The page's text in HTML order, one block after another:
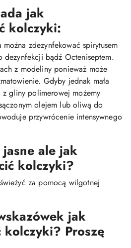
jak
kolczyki:
zdezynfekować spirytusem
dezynfekcji bądź Octeniseptem.
z modeliny ponieważ może
Gdyby jednak mała
z gliny polimerowej możemy
olejem lub oliwą do
przywrócenie intensywnego
ale jak
kolczyki?
za pomocą wilgotnej
jak
kolczyki? Proszę